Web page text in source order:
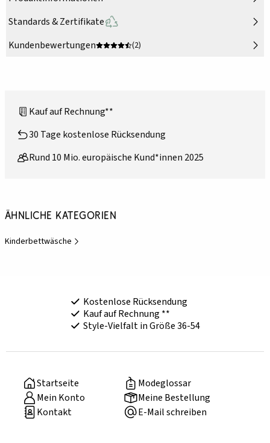
Standards & Zertifikate
Kundenbewertungen
(2)
Kauf auf Rechnung**
30 Tage kostenlose Rücksendung
Rund 10 Mio. europäische Kund*innen 2025
Ähnliche Kategorien
Kinderbettwäsche
Kostenlose Rücksendung
Kauf auf Rechnung **
Style-Vielfalt in Größe 36-54
Startseite
Modeglossar
Mein Konto
Meine Bestellung
Kontakt
E-Mail schreiben